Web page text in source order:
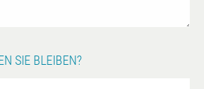
SIE BLEIBEN?